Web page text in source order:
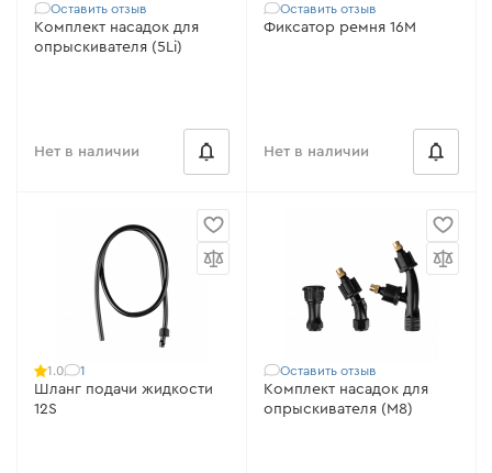
Оставить отзыв
Комплект насадок для
опрыскивателя (5Li)
Нет в наличии
Оставить отзыв
Фиксатор ремня 16М
Нет в наличии
1.0 1
Шланг подачи жидкости
12S
Оставить отзыв
Комплект насадок для
опрыскивателя (M8)